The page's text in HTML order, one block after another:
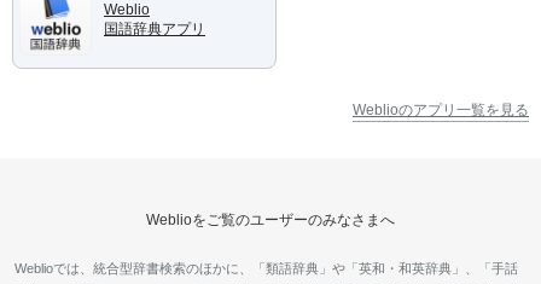
Weblio
国語辞典アプリ
Weblioのアプリ一覧を見る
Weblioをご覧のユーザーのみなさまへ
Weblioでは、統合型辞書検索のほかに、「類語辞典」や「英和・和英辞典」、「手話